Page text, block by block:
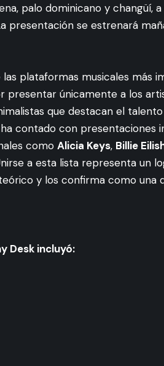
palo dominicano y changüí,
presentación se estrenará
plataformas musicales más
presentar únicamente a los
que destacan el
contado con presentaciones
como Alicia Keys, Billie
a esta lista representa un
y los confirma como una
Desk incluyó: